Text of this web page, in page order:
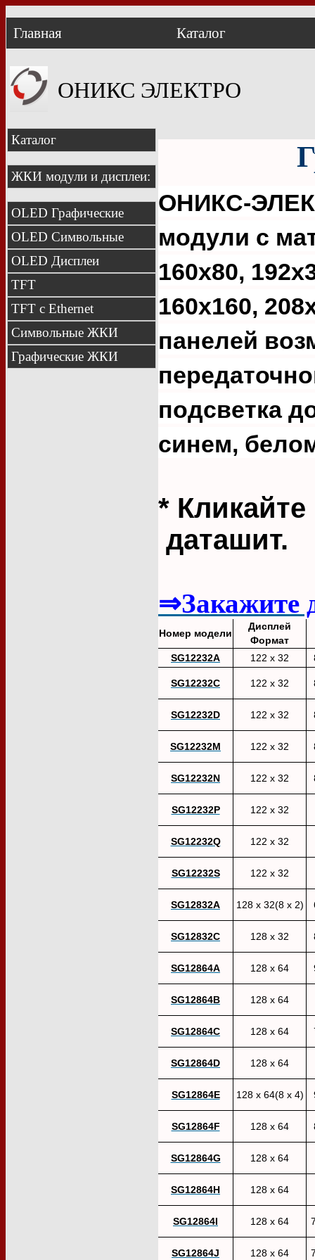
Главная Каталог
ОНИКС ЭЛЕКТРО
Каталог
ЖКИ модули и дисплеи:
OLED Графические
OLED Символьные
OLED Дисплеи
TFT
TFT с Ethernet
Символьные ЖКИ
Графические ЖКИ
ОНИКС-
модули с
160x80,
160x160,
панелей
подсветка
синем,
*
даташит.
⇒Закажите
Номер модели
Дисплей
Формат
SG12232A
122 x 32
SG12232C 122 x 32
SG12232D 122 x 32
SG12232M 122 x 32
SG12232N 122 x 32
SG12232P 122 x 32
SG12232Q 122 x 32
SG12232S 122 x 32
SG12832A 128 x 32(8 x 2)
SG12832C 128 x 32
SG12864A 128 x 64
SG12864B 128 x 64
SG12864C 128 x 64
SG12864D 128 x 64
SG12864E 128 x 64(8 x 4)
SG12864F 128 x 64
SG12864G 128 x 64
SG12864H 128 x 64
SG12864I 128 x 64
SG12864J 128 x 64